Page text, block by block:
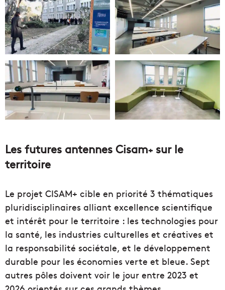
Les futures antennes Cisam+ sur le
territoire
Le projet CISAM+ cible en priorité 3 thématiques
pluridisciplinaires alliant excellence scientifique
et intérêt pour le territoire : les technologies pour
la santé, les industries culturelles et créatives et
la responsabilité sociétale, et le développement
durable pour les économies verte et bleue. Sept
autres pôles doivent voir le jour entre 2023 et